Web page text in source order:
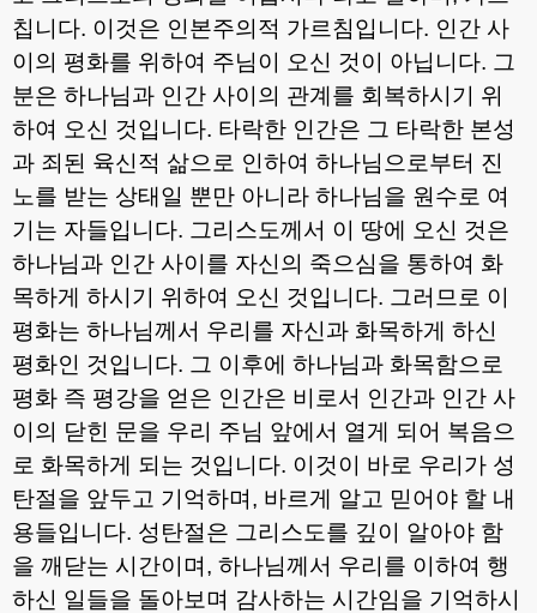
칩니다. 이것은 인본주의적 가르침입니다. 인간 사
이의 평화를 위하여 주님이 오신 것이 아닙니다. 그
분은 하나님과 인간 사이의 관계를 회복하시기 위
하여 오신 것입니다. 타락한 인간은 그 타락한 본성
과 죄된 육신적 삶으로 인하여 하나님으로부터 진
노를 받는 상태일 뿐만 아니라 하나님을 원수로 여
기는 자들입니다. 그리스도께서 이 땅에 오신 것은
하나님과 인간 사이를 자신의 죽으심을 통하여 화
목하게 하시기 위하여 오신 것입니다. 그러므로 이
평화는 하나님께서 우리를 자신과 화목하게 하신
평화인 것입니다. 그 이후에 하나님과 화목함으로
평화 즉 평강을 얻은 인간은 비로서 인간과 인간 사
이의 닫힌 문을 우리 주님 앞에서 열게 되어 복음으
로 화목하게 되는 것입니다. 이것이 바로 우리가 성
탄절을 앞두고 기억하며 , 바르게 알고 믿어야 할 내
용들입니다. 성탄절은 그리스도를 깊이 알아야 함
을 깨닫는 시간이며 , 하나님께서 우리를 이하여 행
하신 일들을 돌아보며 감사하는 시간임을 기억하시